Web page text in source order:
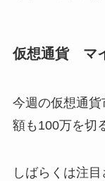
仮想通貨 マ
今週の仮想通
額も100万を切
しばらくは注